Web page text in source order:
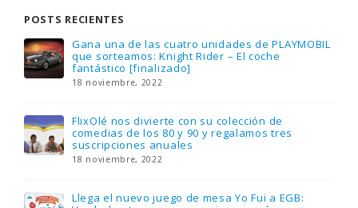
POSTS RECIENTES
Gana una de las cuatro unidades de PLAYMOBIL
que sorteamos: Knight Rider – El coche
fantástico [finalizado]
18 noviembre, 2022
FlixOlé nos divierte con su colección de
comedias de los 80 y 90 y regalamos tres
suscripciones anuales
18 noviembre, 2022
Llega el nuevo juego de mesa Yo Fui a EGB: